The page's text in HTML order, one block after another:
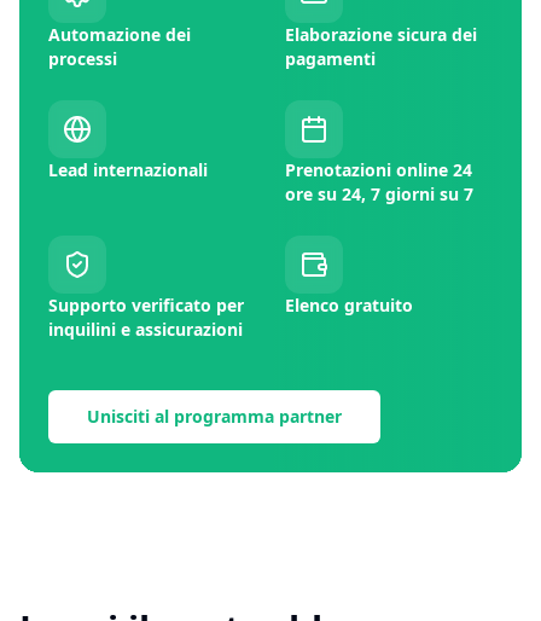
Automazione dei
processi
Elaborazione sicura dei
pagamenti
Lead internazionali
Prenotazioni online 24
ore su 24, 7 giorni su 7
Supporto verificato per
inquilini e assicurazioni
Elenco gratuito
Unisciti al programma partner